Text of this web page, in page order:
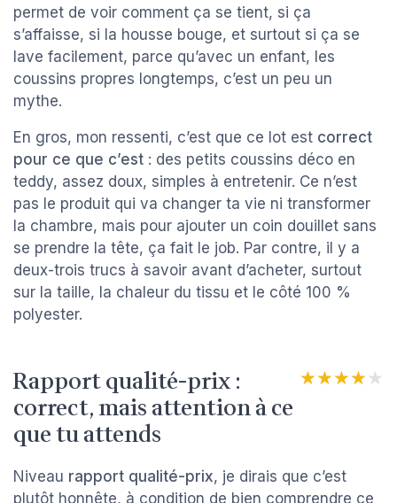
permet de voir comment ça se tient, si ça
s’affaisse, si la housse bouge, et surtout si ça se
lave facilement, parce qu’avec un enfant, les
coussins propres longtemps, c’est un peu un
mythe.
En gros, mon ressenti, c’est que ce lot est correct
pour ce que c’est : des petits coussins déco en
teddy, assez doux, simples à entretenir. Ce n’est
pas le produit qui va changer ta vie ni transformer
la chambre, mais pour ajouter un coin douillet sans
se prendre la tête, ça fait le job. Par contre, il y a
deux-trois trucs à savoir avant d’acheter, surtout
sur la taille, la chaleur du tissu et le côté 100 %
polyester.
Rapport qualité-prix :
correct, mais attention à ce
que tu attends
★★★★★
★★★★★
Niveau rapport qualité-prix, je dirais que c’est
plutôt honnête, à condition de bien comprendre ce